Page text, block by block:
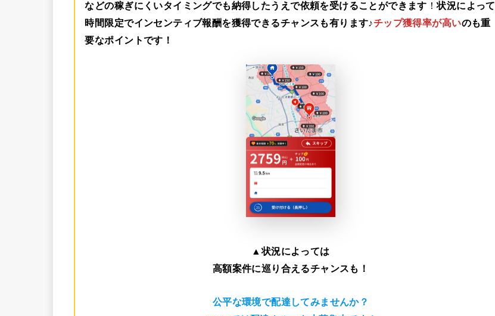
などの稼ぎにくいタイミングでも納得したうえで依頼を受けることができます ！状況によって
時間限定でインセンティブ報酬を獲得できるチャンスも有ります♪チップ獲得率が高いのも重
要なポイントです！
▲状況によっては
高額案件に巡り合えるチャンスも！
公平な環境で配達してみませんか？